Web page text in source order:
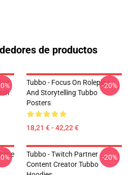
de productos
Tubbo - Focus On Roleplay
And Storytelling Tubbo
Posters
18,21 € - 42,22 €
-20%
Tubbo - Twitch Partner
Content Creator Tubbo
-20%